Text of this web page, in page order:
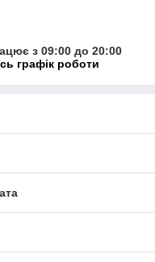
з 09:00 до 20:00
графік роботи